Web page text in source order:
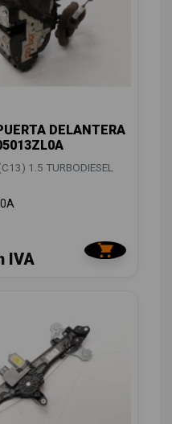
DELANTERA
1.5 TURBODIESEL
IVA